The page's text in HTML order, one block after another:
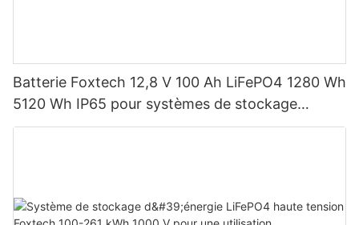
Batterie Foxtech 12,8 V 100 Ah LiFePO4 1280 Wh
5120 Wh IP65 pour systèmes de stockage
d'énergie solaire domestique